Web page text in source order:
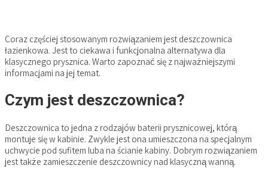
Coraz częściej stosowanym rozwiązaniem jest deszczownica
łazienkowa. Jest to ciekawa i funkcjonalna alternatywa dla
klasycznego prysznica. Warto zapoznać się z najważniejszymi
informacjami na jej temat.
Czym jest deszczownica?
Deszczownica to jedna z rodzajów baterii prysznicowej, którą
montuje się w kabinie. Zwykle jest ona umieszczona na specjalnym
uchwycie pod sufitem luba na ścianie kabiny. Dobrym rozwiązaniem
jest także zamieszczenie deszczownicy nad klasyczną wanną.